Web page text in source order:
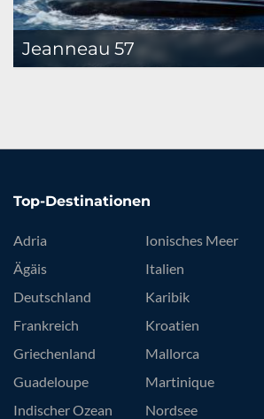
Jeanneau 57
Top-Destinationen
Adria
Ägäis
Deutschland
Frankreich
Griechenland
Guadeloupe
Indischer Ozean
Ionisches Meer
Italien
Karibik
Kroatien
Mallorca
Martinique
Nordsee